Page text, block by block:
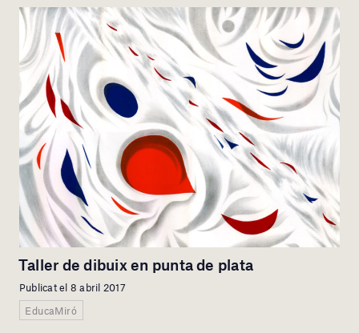
Taller de dibuix en punta de plata
Publicat el 8 abril 2017
EducaMiró